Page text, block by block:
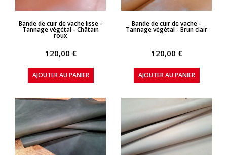
APERÇU RAPIDE
Bande de cuir de vache lisse -
Tannage végétal - Châtain
roux
120,00 €
AJOUTER AU PANIER
APERÇU RAPIDE
Bande de cuir de vache -
Tannage végétal - Brun clair
120,00 €
AJOUTER AU PANIER